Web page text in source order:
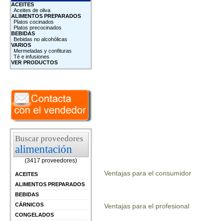
ACEITES
Aceites de oliva
ALIMENTOS PREPARADOS
Platos cocinados
Platos precocinados
BEBIDAS
Bebidas no alcohólicas
VARIOS
Mermeladas y confituras
Té e infusiones
VER PRODUCTOS
Buscar proveedores
alimentación
(3417 proveedores)
ACEITES
ALIMENTOS PREPARADOS
BEBIDAS
CÁRNICOS
CONGELADOS
Ventajas para el consumidor
Ventajas para el profesional